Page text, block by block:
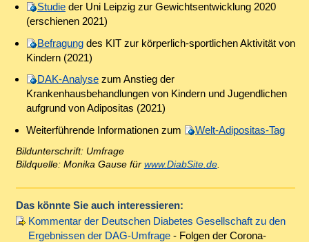
Studieder Uni Leipzig zur Gewichtsentwicklung 2020
(erschienen 2021)
Befragungdes KIT zur körperlich-sportlichen Aktivität von
Kindern (2021)
DAK-Analysezum Anstieg der
Krankenhausbehandlungen von Kindern und Jugendlichen
aufgrund von Adipositas (2021)
Weiterführende Informationen zum
Welt-Adipositas-Tag
Bildunterschrift: Umfrage
Bildquelle: Monika Gause für www.DiabSite.de.
Das könnte Sie auch interessieren:
Kommentar der Deutschen Diabetes Gesellschaft zu den
Ergebnissen der DAG-Umfrage- Folgen der Corona-